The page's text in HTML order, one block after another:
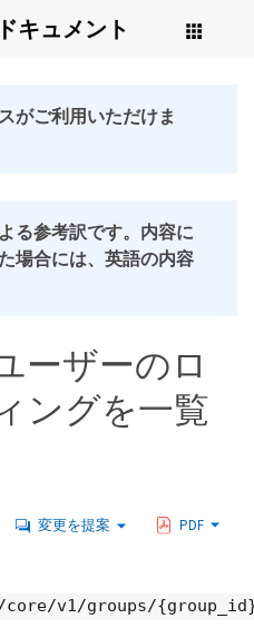
ドキュメント
がご利用いただけま
る参考訳です。内容に
場合には、英語の内容
ーザーのロ
ングを一覧
変更を提案 PDF
v1/groups/